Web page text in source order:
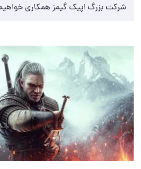
شرکت بزرگ اپیک گیمز همکاری